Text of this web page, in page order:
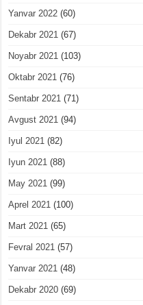
Yanvar 2022 (60)
Dekabr 2021 (67)
Noyabr 2021 (103)
Oktabr 2021 (76)
Sentabr 2021 (71)
Avgust 2021 (94)
Iyul 2021 (82)
Iyun 2021 (88)
May 2021 (99)
Aprel 2021 (100)
Mart 2021 (65)
Fevral 2021 (57)
Yanvar 2021 (48)
Dekabr 2020 (69)